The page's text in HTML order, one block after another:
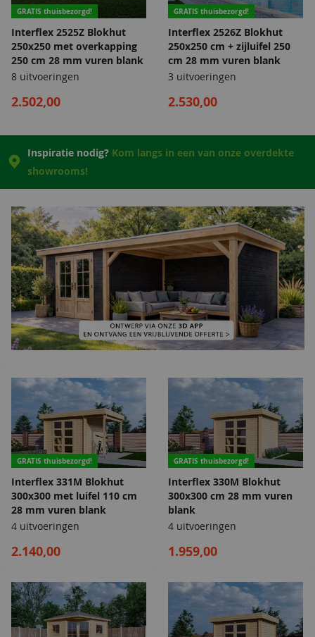
GRATIS thuisbezorgd!
Interflex 2525Z Blokhut
250x250 met overkapping
250 cm 28 mm vuren blank
8 uitvoeringen
2.502,00
GRATIS thuisbezorgd!
Interflex 2526Z Blokhut
250x250 cm + zijluifel 250
cm 28 mm vuren blank
3 uitvoeringen
2.530,00
Inspiratie nodig? Kom langs in een van onze overdekte
showrooms!
GRATIS thuisbezorgd!
Interflex 331M Blokhut
300x300 met luifel 110 cm
28 mm vuren blank
4 uitvoeringen
2.140,00
GRATIS thuisbezorgd!
Interflex 330M Blokhut
300x300 cm 28 mm vuren
blank
4 uitvoeringen
1.959,00